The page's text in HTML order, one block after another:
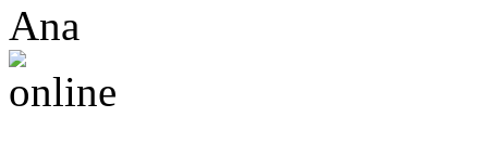
Ana